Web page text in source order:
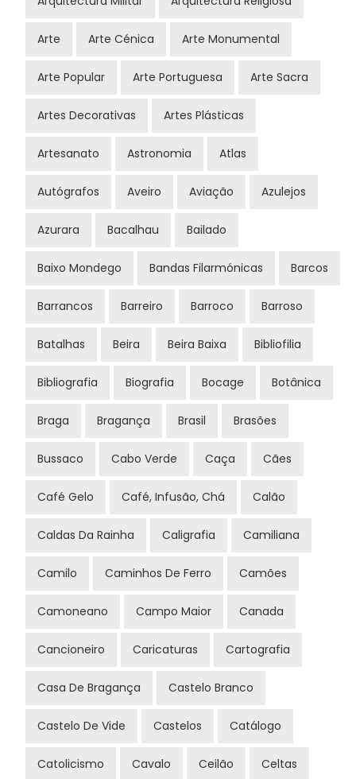
Arte Arte Cénica Arte Monumental
Arte Popular Arte Portuguesa Arte Sacra
Artes Decorativas Artes Plásticas
Artesanato Astronomia Atlas
Autógrafos Aveiro Aviação Azulejos
Azurara Bacalhau Bailado
Baixo Mondego Bandas Filarmónicas Barcos
Barrancos Barreiro Barroco Barroso
Batalhas Beira Beira Baixa Bibliofilia
Bibliografia Biografia Bocage Botânica
Braga Bragança Brasil Brasões
Bussaco Cabo Verde Caça Cães
Café Gelo Café, Infusão, Chá Calão
Caldas Da Rainha Caligrafia Camiliana
Camilo Caminhos De Ferro Camões
Camoneano Campo Maior Canada
Cancioneiro Caricaturas Cartografia
Casa De Bragança Castelo Branco
Castelo De Vide Castelos Catálogo
Catolicismo Cavalo Ceilão Celtas